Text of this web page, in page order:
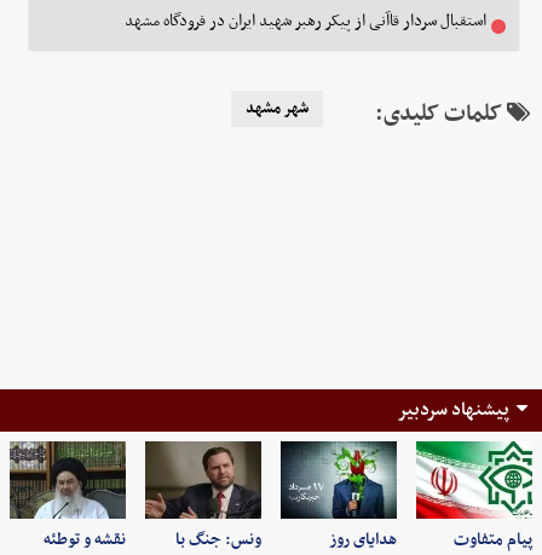
استقبال سردار قاآنی از پیکر رهبر شهید ایران در فرودگاه مشهد
کلمات کلیدی: شهر مشهد
پیشنهاد سردبیر
پیام متفاوت
هدایای روز
ونس: جنگ با
نقشه و توطئه